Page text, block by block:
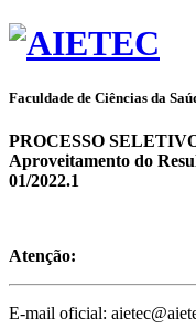
Faculdade de Ciências da
PROCESSO
Aproveitamento do
01/2022.1
Atenção:
E-mail oficial: